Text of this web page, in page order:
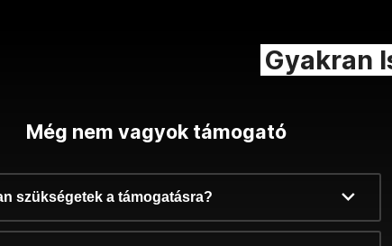
Gyakran
Még nem vagyok támogató
szükségetek a támogatásra?